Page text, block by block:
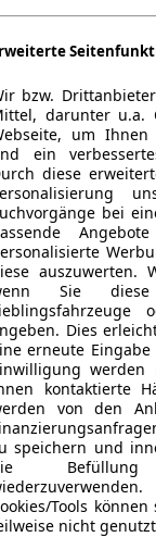
bzw.
darunter u.a.
um Ihnen
ein
diese
bei
auszuwerten.
Sie diese
Dies
erneute
werden
kontaktierte
von den
speichern und
Befüllung
Tools
nicht